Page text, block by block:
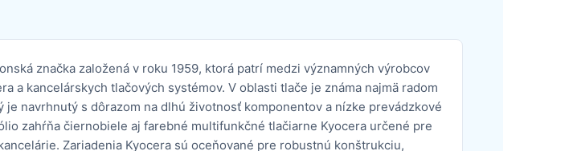
značka založená v roku 1959, ktorá patrí medzi významných výrobcov
a kancelárskych tlačových systémov. V oblasti tlače je známa najmä radom
je navrhnutý s dôrazom na dlhú životnosť komponentov a nízke prevádzkové
zahŕňa čiernobiele aj farebné multifunkčné tlačiarne Kyocera určené pre
Zariadenia Kyocera sú oceňované pre robustnú konštrukciu,